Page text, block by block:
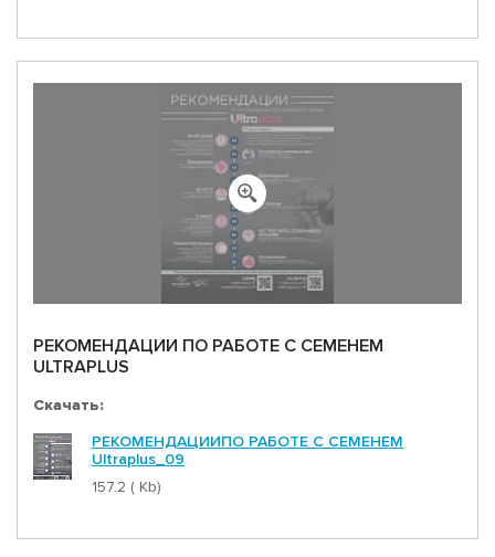
РЕКОМЕНДАЦИИ ПО РАБОТЕ С СЕМЕНЕМ
ULTRAPLUS
Скачать:
РЕКОМЕНДАЦИИПО РАБОТЕ С СЕМЕНЕМ
Ultraplus_09
157.2 ( Kb)